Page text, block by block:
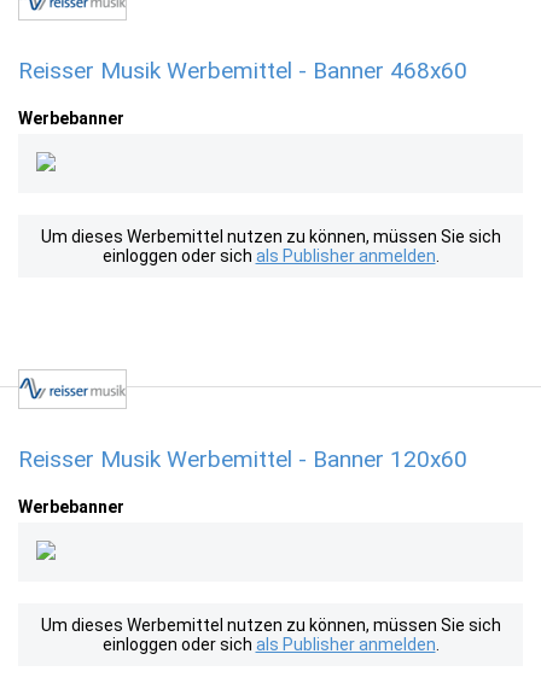
Reisser Musik Werbemittel - Banner 468x60
Werbebanner
Um dieses Werbemittel nutzen zu können, müssen Sie sich
einloggen oder sich als Publisher anmelden
Reisser Musik Werbemittel - Banner 120x60
Werbebanner
Um dieses Werbemittel nutzen zu können, müssen Sie sich
einloggen oder sich als Publisher anmelden